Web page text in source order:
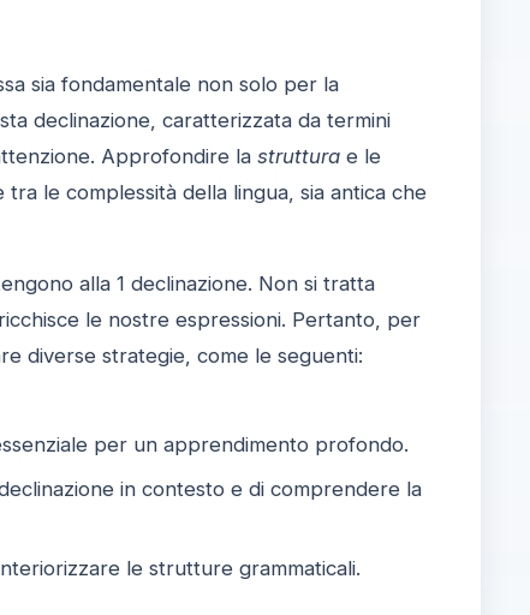
sia fondamentale non solo per la
declinazione, caratterizzata da termini
Approfondire la strutturae le
le complessità della lingua, sia antica che
alla 1 declinazione. Non si tratta
le nostre espressioni. Pertanto, per
diverse strategie, come le seguenti:
per un apprendimento profondo.
in contesto e di comprendere la
le strutture grammaticali.